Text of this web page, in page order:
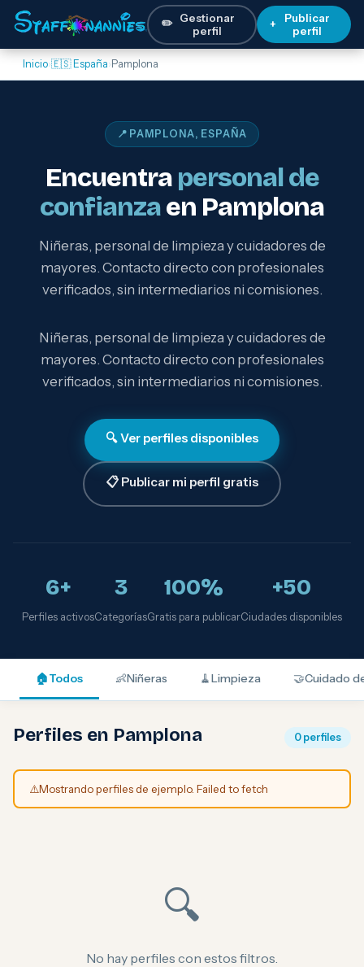
✏️ Gestionar
perfil
+
Publicar
perfil
Inicio›🇪🇸 España› Pamplona
📍 PAMPLONA, ESPAÑA
Encuentra personal de
confianzaen Pamplona
Niñeras, personal de limpieza y cuidadores de
mayores. Contacto directo con profesionales
verificados, sin intermediarios ni comisiones.
Niñeras, personal de limpieza y cuidadores de
mayores. Contacto directo con profesionales
verificados, sin intermediarios ni comisiones.
🔍 Ver perfiles disponibles
📋 Publicar mi perfil gratis
6+
Perfiles activos
3
Categorías
100%
Gratis para publicar
+50
Ciudades disponibles
🏠Todos 👶Niñeras 🧹Limpieza 🤝Cuidado
Perfiles en Pamplona 0 perfiles
⚠️Mostrando perfiles de ejemplo. Failed to fetch
🔍
No hay perfiles con estos filtros.